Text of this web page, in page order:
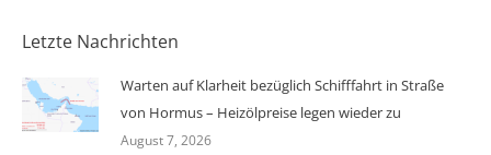
Letzte Nachrichten
Warten auf Klarheit bezüglich Schifffahrt in Straße
von Hormus – Heizölpreise legen wieder zu
August 7, 2026